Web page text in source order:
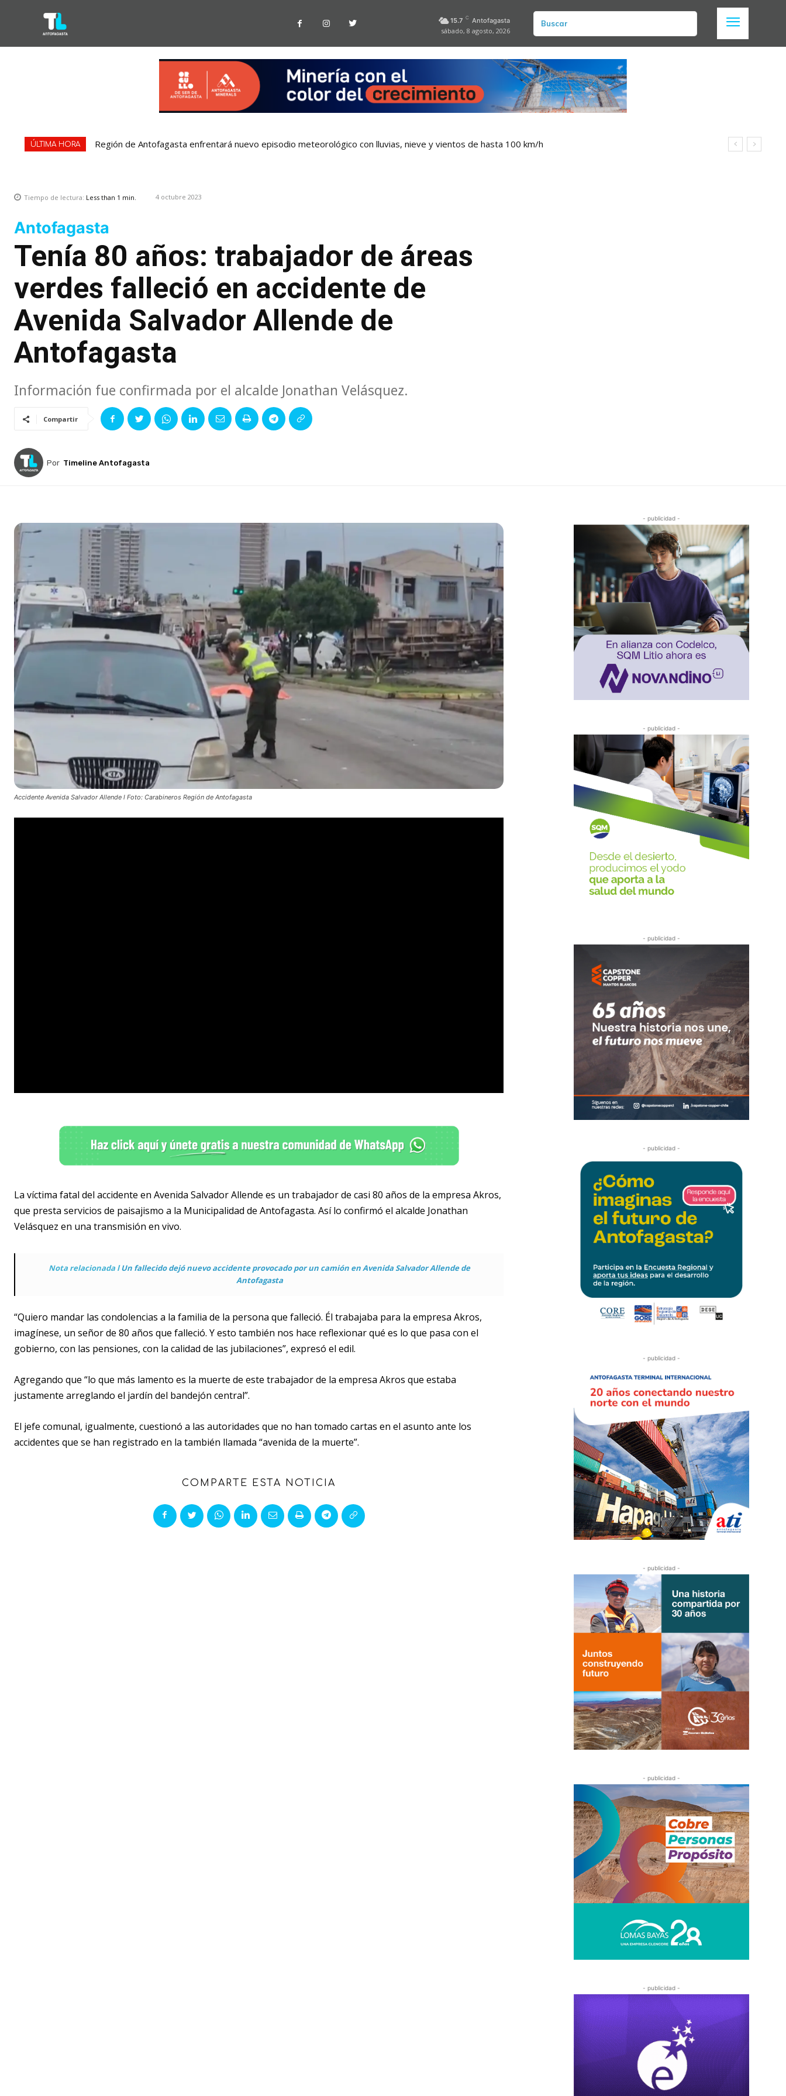
15.7 C Antofagasta
sábado, 8 agosto, 2026
Buscar
ÚLTIMA HORA Región de Antofagasta enfrentará nuevo episodio meteorológico con lluvias, nieve y vientos de hasta 100 km/h
Tiempo de lectura: Less than 1 min. 4 octubre 2023
Antofagasta
Tenía 80 años: trabajador de áreas
verdes falleció en accidente de
Avenida Salvador Allende de
Antofagasta
Información fue confirmada por el alcalde Jonathan Velásquez.
Compartir
Por Timeline Antofagasta
Accidente Avenida Salvador Allende l Foto: Carabineros Región de Antofagasta
La víctima fatal del accidente en Avenida Salvador Allende es un trabajador de casi 80 años de la empresa Akros,
que presta servicios de paisajismo a la Municipalidad de Antofagasta. Así lo confirmó el alcalde Jonathan
Velásquez en una transmisión en vivo.
Nota relacionada lUn fallecido dejó nuevo accidente provocado por un camión en Avenida Salvador Allende de
Antofagasta
“Quiero mandar las condolencias a la familia de la persona que falleció. Él trabajaba para la empresa Akros,
imagínese, un señor de 80 años que falleció. Y esto también nos hace reflexionar qué es lo que pasa con el
gobierno, con las pensiones, con la calidad de las jubilaciones”, expresó el edil.
Agregando que “lo que más lamento es la muerte de este trabajador de la empresa Akros que estaba
justamente arreglando el jardín del bandejón central”.
El jefe comunal, igualmente, cuestionó a las autoridades que no han tomado cartas en el asunto ante los
accidentes que se han registrado en la también llamada “avenida de la muerte”.
COMPARTE ESTA NOTICIA
- publicidad -
- publicidad -
- publicidad -
- publicidad -
- publicidad -
- publicidad -
- publicidad -
- publicidad -